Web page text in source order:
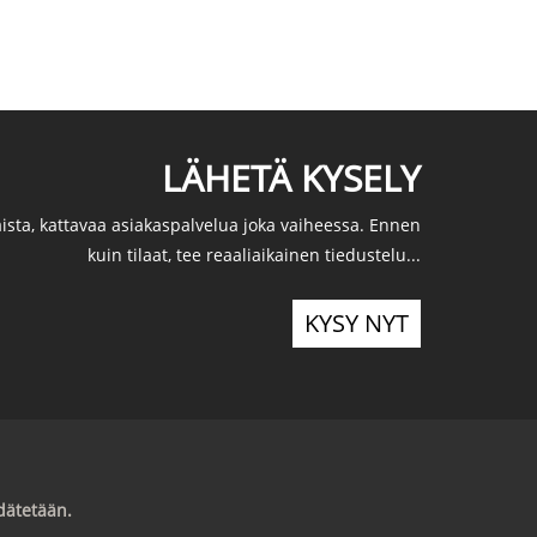
LÄHETÄ KYSELY
kattavaa asiakaspalvelua joka vaiheessa. Ennen
kuin tilaat, tee reaaliaikainen tiedustelu...
KYSY NYT